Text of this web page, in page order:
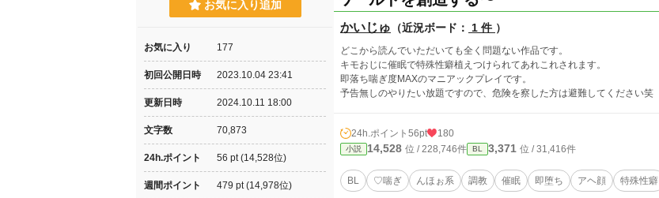
かいじゅ （近況ボード： 1 件 ）
どこから読んでいただいても全く問題ない作品です。
キモおじに催眠で特殊性癖植えつけられてあれこれされます。
即落ち喘ぎ度MAXのマニアックプレイです。
予告無しのやりたい放題ですので、危険を察した方は避難してください笑
24h.ポイント 56pt 180
小説 14,528 位 / 228,746件 BL 3,371 位 / 31,416件
BL ♡喘ぎ んほぉ系 調教 催眠 即堕ち アヘ顔 特殊性癖
お気に入り追加
お気に入り 177
初回公開日時 2023.10.04 23:41
更新日時 2024.10.11 18:00
文字数 70,873
24h.ポイント 56 pt (14,528位)
週間ポイント 479 pt (14,978位)